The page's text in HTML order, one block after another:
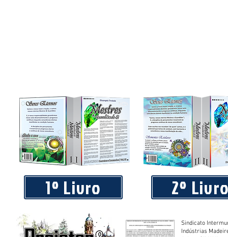
1º Livro 2º
Sindicato
Indústrias